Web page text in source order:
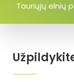
Tauriųjų elnių